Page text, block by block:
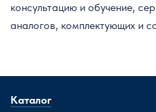
консультацию и обучение,
аналогов, комплектующих и
Каталог